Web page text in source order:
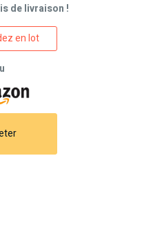
de livraison !
en lot